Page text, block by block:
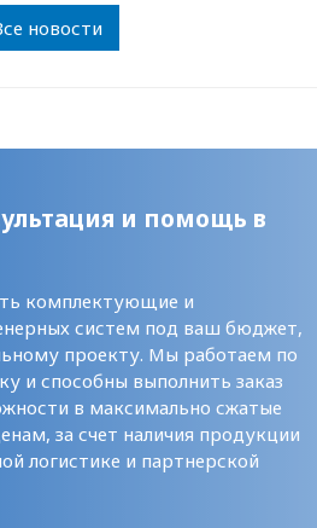
новости
и помощь в
комплектующие и
систем под ваш бюджет,
проекту. Мы работаем по
и способны выполнить заказ
в максимально сжатые
за счет наличия продукции
логистике и партнерской